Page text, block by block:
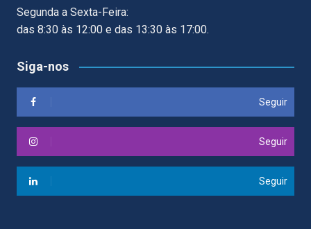
Segunda a Sexta-Feira:
das 8:30 às 12:00 e das 13:30 às 17:00.
Siga-nos
Seguir
Seguir
Seguir